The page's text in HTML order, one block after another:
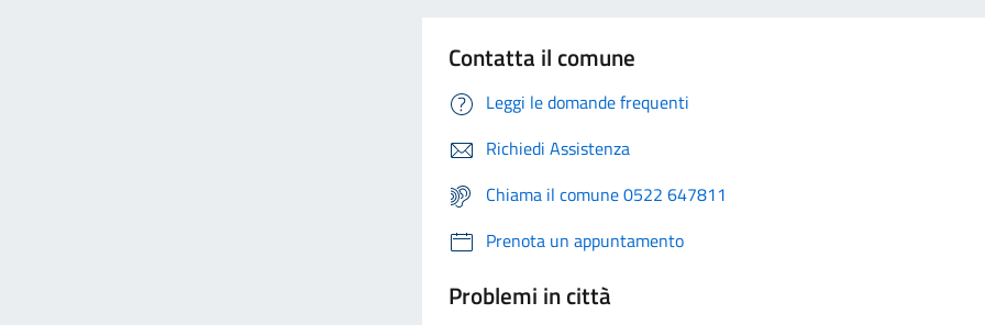
Contatta il comune
Leggi le domande frequenti
Richiedi Assistenza
Chiama il comune 0522 647811
Prenota un appuntamento
Problemi in città